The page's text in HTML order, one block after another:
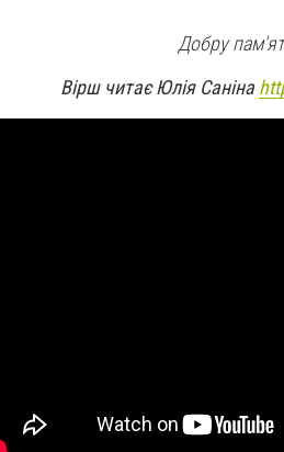
Добру
Вірш читає Юлія Саніна